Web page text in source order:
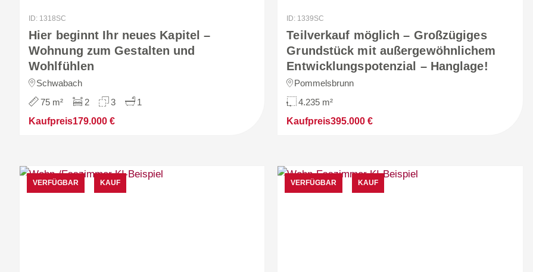
ID: 1318SC
Hier beginnt Ihr neues Kapitel –
Wohnung zum Gestalten und
Wohlfühlen
Schwabach
75 m²
2 3
1
Kaufpreis179.000 €
ID: 1339SC
Teilverkauf möglich – Großzügiges
Grundstück mit außergewöhnlichem
Entwicklungspotenzial – Hanglage!
Pommelsbrunn
4.235 m²
Kaufpreis395.000 €
VERFÜGBAR KAUF VERFÜGBAR KAUF